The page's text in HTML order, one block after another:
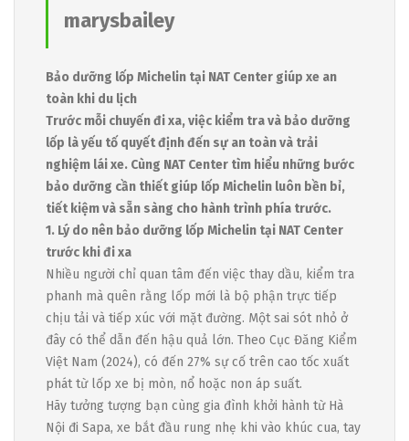
marysbailey
Bảo dưỡng lốp Michelin tại NAT Center giúp xe an
toàn khi du lịch
Trước mỗi chuyến đi xa, việc kiểm tra và bảo dưỡng
lốp là yếu tố quyết định đến sự an toàn và trải
nghiệm lái xe. Cùng NAT Center tìm hiểu những bước
bảo dưỡng cần thiết giúp lốp Michelin luôn bền bỉ,
tiết kiệm và sẵn sàng cho hành trình phía trước.
1. Lý do nên bảo dưỡng lốp Michelin tại NAT Center
trước khi đi xa
Nhiều người chỉ quan tâm đến việc thay dầu, kiểm tra
phanh mà quên rằng lốp mới là bộ phận trực tiếp
chịu tải và tiếp xúc với mặt đường. Một sai sót nhỏ ở
đây có thể dẫn đến hậu quả lớn. Theo Cục Đăng Kiểm
Việt Nam (2024), có đến 27% sự cố trên cao tốc xuất
phát từ lốp xe bị mòn, nổ hoặc non áp suất.
Hãy tưởng tượng bạn cùng gia đình khởi hành từ Hà
Nội đi Sapa, xe bắt đầu rung nhẹ khi vào khúc cua, tay